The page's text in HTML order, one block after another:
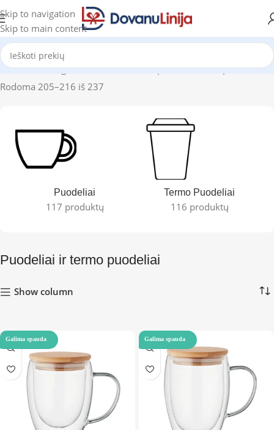
Skip to navigation
Skip to main content
Pradžia Katalogas Puodeliai ir termo puodeliai Puslapis 18
Rodoma 205–216 iš 237
Puodeliai
117 produktų
Termo Puodeliai
116 produktų
Puodeliai ir termo puodeliai
Show column
Galima spauda Galima spauda